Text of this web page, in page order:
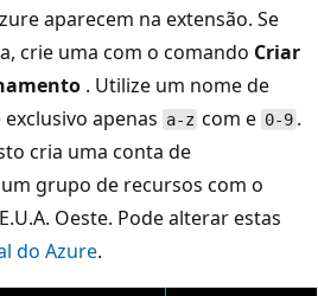
aparecem na extensão. Se
crie uma com o comando Criar
. Utilize um nome de
apenas a-z com e 0-9.
cria uma conta de
grupo de recursos com o
Oeste. Pode alterar estas
do Azure.